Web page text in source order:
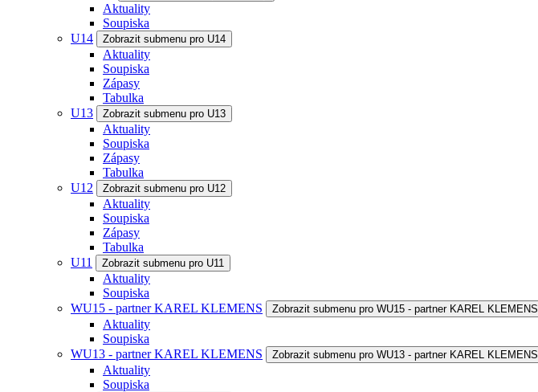
Aktuality
Soupiska
U14
Zobrazit submenu pro U14
Aktuality
Soupiska
Zápasy
Tabulka
U13
Zobrazit submenu pro U13
Aktuality
Soupiska
Zápasy
Tabulka
U12
Zobrazit submenu pro U12
Aktuality
Soupiska
Zápasy
Tabulka
U11
Zobrazit submenu pro U11
Aktuality
Soupiska
WU15 - partner KAREL KLEMENS
Zobrazit submenu pro WU15 - partner KAREL KLEMENS
Aktuality
Soupiska
WU13 - partner KAREL KLEMENS
Zobrazit submenu pro WU13 - partner KAREL KLEMENS
Aktuality
Soupiska